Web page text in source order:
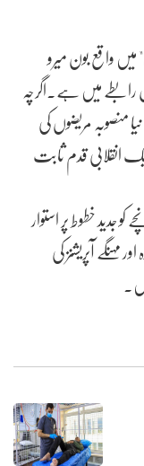
واقع بون میرو
میں ہے۔اگرچہ
منصوبہ مریضوں کی
قدم ثابت
جدید خطوط پر استوار
آپریشنز کی